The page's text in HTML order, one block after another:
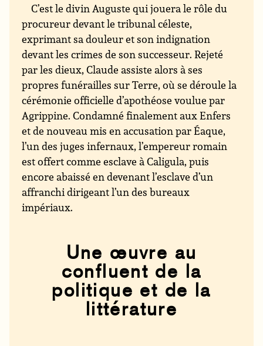
C’est le divin Auguste qui jouera le rôle du
procureur devant le tribunal céleste,
exprimant sa douleur et son indignation
devant les crimes de son successeur. Rejeté
par les dieux, Claude assiste alors à ses
propres funérailles sur Terre, où se déroule la
cérémonie officielle d’apothéose voulue par
Agrippine. Condamné finalement aux Enfers
et de nouveau mis en accusation par Éaque,
l’un des juges infernaux, l’empereur romain
est offert comme esclave à Caligula, puis
encore abaissé en devenant l’esclave d’un
affranchi dirigeant l’un des bureaux
impériaux.
Une œuvre au
confluent de la
politique et de la
littérature